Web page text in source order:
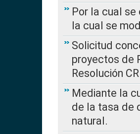
Por la cual se
la cual se
Solicitud
proyectos de
Resolución
Mediante la
de la tasa de
natural.